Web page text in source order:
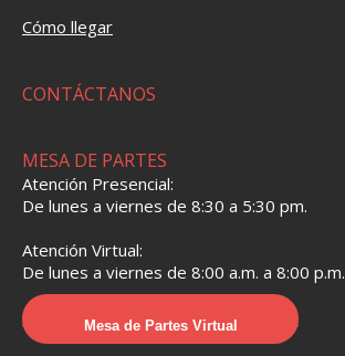
Cómo llegar
CONTÁCTANOS
MESA DE PARTES
Atención Presencial:
De lunes a viernes de 8:30 a 5:30 pm.
Atención Virtual:
De lunes a viernes de 8:00 a.m. a 8:00 p.m.
Mesa de Partes Virtual